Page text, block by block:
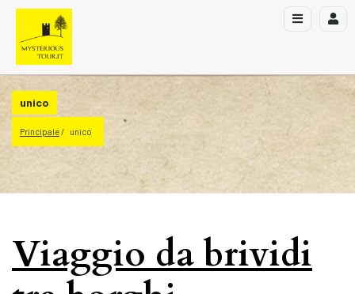
unico
Principale unico
Viaggio da brividi